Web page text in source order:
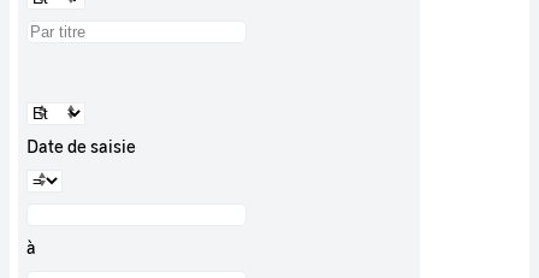
Date de saisie
à